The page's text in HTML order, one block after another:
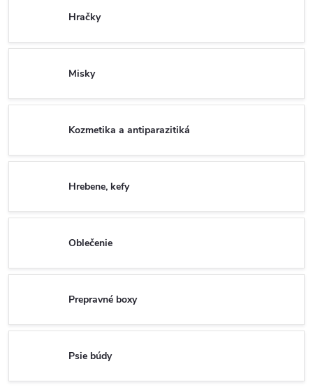
Hračky
Misky
Kozmetika a antiparazitiká
Hrebene, kefy
Oblečenie
Prepravné boxy
Psie búdy